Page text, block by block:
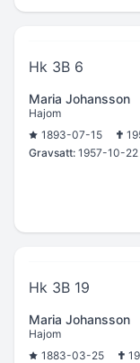
Hk 3B 6
Maria Johansson
Hajom
1893-07-15
Gravsatt: 1957-10-22
Hk 3B 19
Maria Johansson
Hajom
1883-03-25